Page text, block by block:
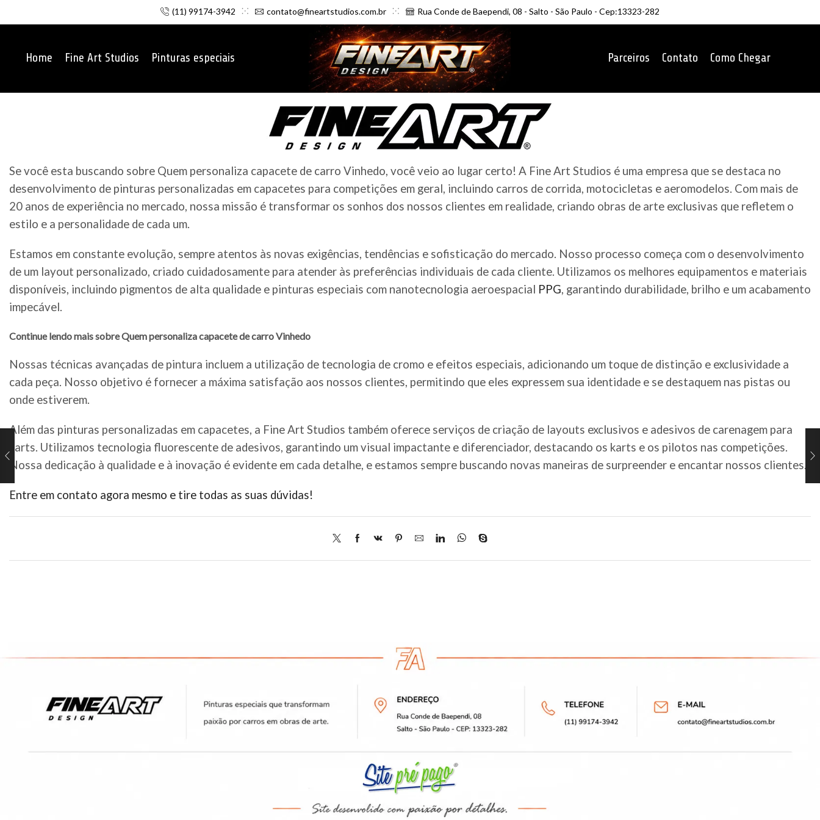
(11) 99174-3942 contato@fineartstudios.com.br Rua Conde de Baependi, 08 - Salto - São Paulo - Cep:13323-282
Home Fine Art Studios Pinturas especiais Parceiros Contato Como Chegar
Se você esta buscando sobre Quem personaliza capacete de carro Vinhedo, você veio ao lugar certo! A Fine Art Studios é uma empresa que se destaca no
desenvolvimento de pinturas personalizadas em capacetes para competições em geral, incluindo carros de corrida, motocicletas e aeromodelos. Com mais de
20 anos de experiência no mercado, nossa missão é transformar os sonhos dos nossos clientes em realidade, criando obras de arte exclusivas que refletem o
estilo e a personalidade de cada um.
Estamos em constante evolução, sempre atentos às novas exigências, tendências e sofisticação do mercado. Nosso processo começa com o desenvolvimento
de um layout personalizado, criado cuidadosamente para atender às preferências individuais de cada cliente. Utilizamos os melhores equipamentos e materiais
disponíveis, incluindo pigmentos de alta qualidade e pinturas especiais com nanotecnologia aeroespacial PPG, garantindo durabilidade, brilho e um acabamento
impecável.
Continue lendo mais sobre Quem personaliza capacete de carro Vinhedo
Nossas técnicas avançadas de pintura incluem a utilização de tecnologia de cromo e efeitos especiais, adicionando um toque de distinção e exclusividade a
cada peça. Nosso objetivo é fornecer a máxima satisfação aos nossos clientes, permitindo que eles expressem sua identidade e se destaquem nas pistas ou
onde estiverem.
Além das pinturas personalizadas em capacetes, a Fine Art Studios também oferece serviços de criação de layouts exclusivos e adesivos de carenagem para
karts. Utilizamos tecnologia fluorescente de adesivos, garantindo um visual impactante e diferenciador, destacando os karts e os pilotos nas competições.
Nossa dedicação à qualidade e à inovação é evidente em cada detalhe, e estamos sempre buscando novas maneiras de surpreender e encantar nossos clientes.
Entre em contato agora mesmo e tire todas as suas dúvidas!